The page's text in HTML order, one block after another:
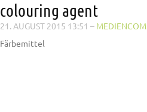
colouring agent
21. AUGUST 2015 13:51 – MEDIENCOM
Färbemittel